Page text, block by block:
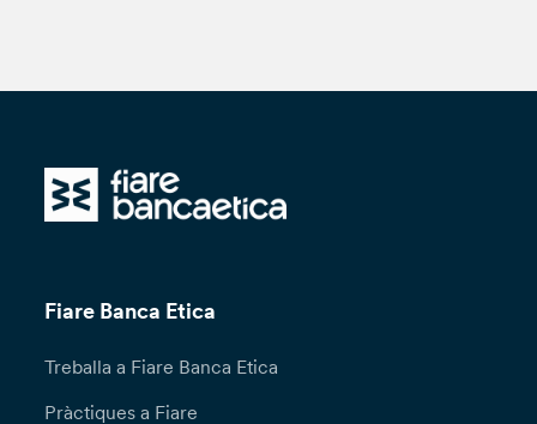
Fiare Banca Etica
Treballa a Fiare Banca Etica
Pràctiques a Fiare